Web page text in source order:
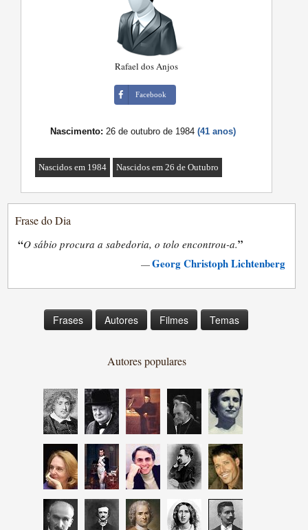
Rafael dos Anjos
Facebook
Nascimento: 26 de outubro de 1984(41 anos)
Nascidos em 1984 Nascidos em 26 de Outubro
Frase do Dia
“O sábio procura a sabedoria, o tolo encontrou-a.”
—Georg Christoph Lichtenberg
Frases Autores Filmes Temas
Autores populares